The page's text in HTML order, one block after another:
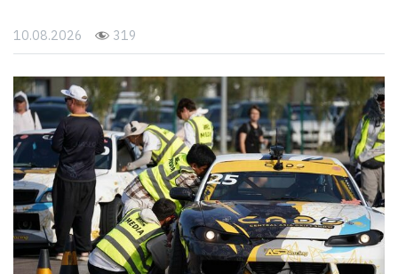
10.08.2026 319